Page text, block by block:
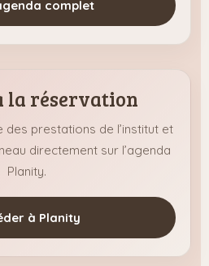
complet
la réservation
des prestations de l’institut et
directement sur l’agenda
Planity.
à Planity